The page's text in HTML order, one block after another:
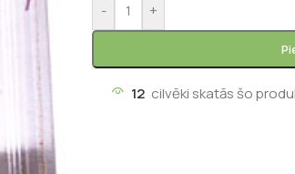
- +
12 cilvēki skatās šo